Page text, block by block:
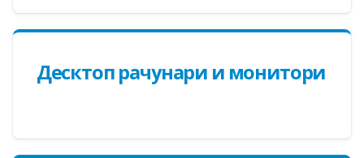
Десктоп рачунари и монитори